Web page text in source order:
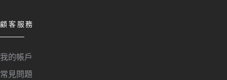
顧客服務
我的帳戶
常見問題